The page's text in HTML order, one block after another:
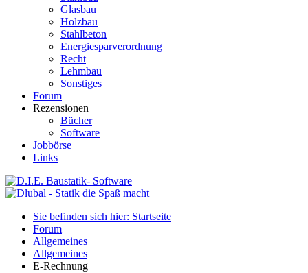
Glasbau
Holzbau
Stahlbeton
Energiesparverordnung
Recht
Lehmbau
Sonstiges
Forum
Rezensionen
Bücher
Software
Jobbörse
Links
Sie befinden sich hier: Startseite
Forum
Allgemeines
Allgemeines
E-Rechnung